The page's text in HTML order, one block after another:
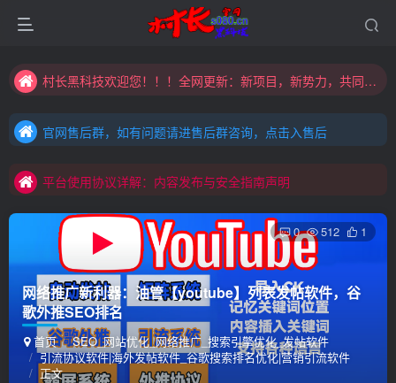
村长黑科技欢迎您！！！全网更新：新项目，新势力，共同发展
官网售后群，如有问题请进售后群咨询，点击入售后
平台使用协议详解：内容发布与安全指南声明
网络推广新利器：油管【youtube】列表发帖软件，谷
歌外推SEO排名
首页
SEO_网站优化_网络推广_搜索引擎优化_发帖软件
引流协议软件|海外发帖软件_谷歌搜索排名优化|营销引流软件
正文
0 512 1